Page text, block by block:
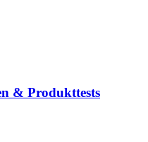
& Produkttests